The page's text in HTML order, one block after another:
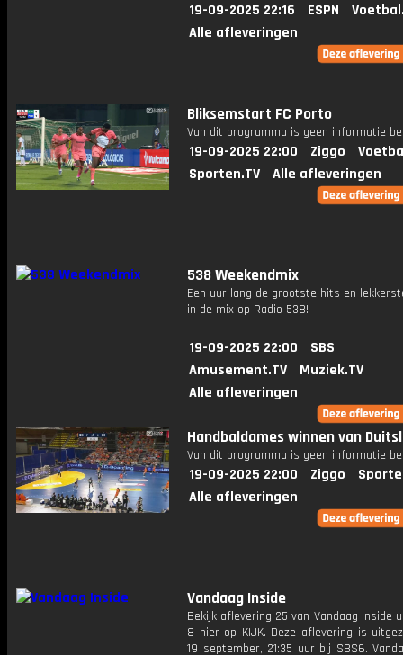
19-09-2025 22:16 ESPN
Alle afleveringen
Bliksemstart FC Porto
Van dit programma is geen informatie
19-09-2025 22:00 Ziggo
Sporten.TV
Alle afleveringen
538 Weekendmix
Een uur lang de grootste hits en
in de mix op Radio 538!
19-09-2025 22:00
SBS
Amusement.TV
Muziek.TV
Alle afleveringen
Handbaldames winnen van
Van dit programma is geen informatie
19-09-2025 22:00 Ziggo
Alle afleveringen
Vandaag Inside
Bekijk aflevering 25 van Vandaag Inside
8 hier op KIJK. Deze aflevering is
19 september, 21:35 uur bij SBS6.